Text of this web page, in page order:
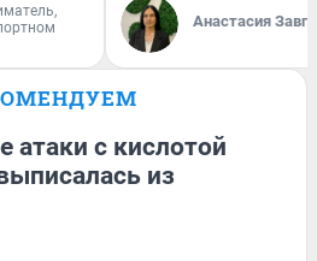
Анастасия
с кислотой
из